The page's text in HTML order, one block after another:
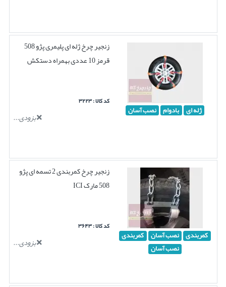
ژله ای بادوام نصب آسان
زنجیر چرخ ژله ای پلیمری پژو 508
قرمز 10 عددی بهمراه دستکش
کد کالا : ۳۲۲۳
بزودی...
کمربندی نصب آسان کمربندی
نصب آسان
زنجیر چرخ کمربندی 2 تسمه ای پژو
508 مارک ICI
کد کالا : ۳۶۴۳
بزودی...